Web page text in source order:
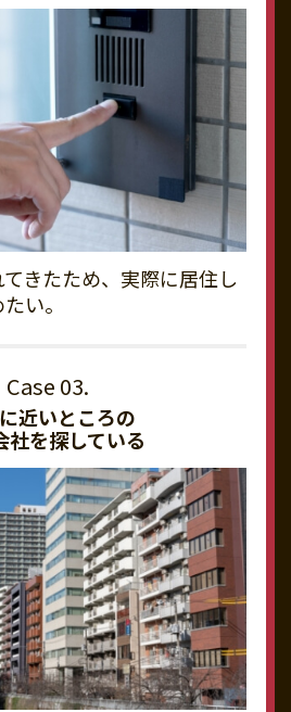
きたため、実際に居住し
い。
近いところの
社を探している